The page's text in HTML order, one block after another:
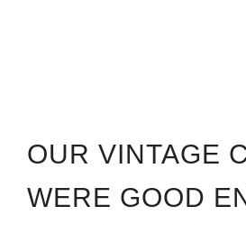
OUR VINTAGE
WERE GOOD